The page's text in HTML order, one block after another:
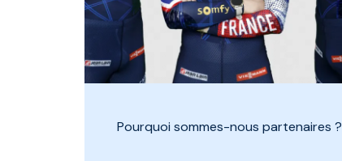
Pourquoi sommes-nous partenaires ?